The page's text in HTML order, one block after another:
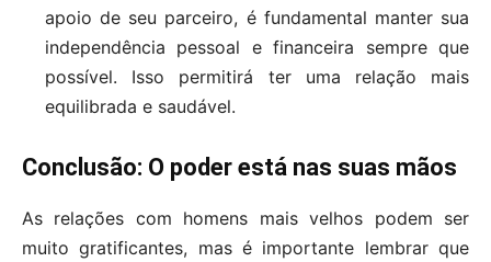
apoio de seu parceiro, é fundamental manter sua
independência pessoal e financeira sempre que
possível. Isso permitirá ter uma relação mais
equilibrada e saudável.
Conclusão: O poder está nas suas mãos
As relações com homens mais velhos podem ser
muito gratificantes, mas é importante lembrar que